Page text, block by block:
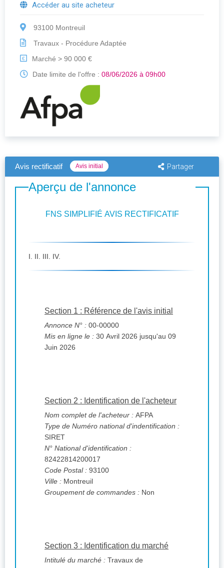
Accéder au site acheteur
93100 Montreuil
Travaux - Procédure Adaptée
€
Marché > 90 000 €
Date limite de l'offre : 08/06/2026 à 09h00
Avis rectificatif Avis initial Partager
Aperçu de l'annonce
FNS SIMPLIFIÉ AVIS RECTIFICATIF
I. II. III. IV.
Section 1 : Référence de l'avis initial
Annonce N° : 00-00000
Mis en ligne le : 30 Avril 2026 jusqu'au 09
Juin 2026
Section 2 : Identification de l'acheteur
Nom complet de l'acheteur : AFPA
Type de Numéro national d'indentification :
SIRET
N° National d'identification :
82422814200017
Code Postal : 93100
Ville : Montreuil
Groupement de commandes : Non
Section 3 : Identification du marché
Intitulé du marché : Travaux de